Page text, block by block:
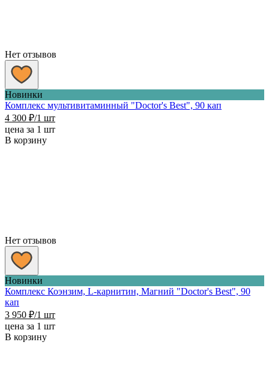
Нет отзывов
Новинки
Комплекс мультивитаминный "Doctor's Best", 90 кап
4 300 ₽/1 шт
цена за 1 шт
В корзину
Нет отзывов
Новинки
Комплекс Коэнзим, L-карнитин, Магний "Doctor's Best", 90
кап
3 950 ₽/1 шт
цена за 1 шт
В корзину